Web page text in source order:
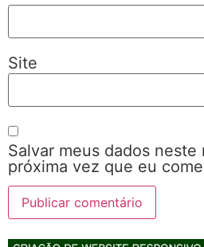
Site
Salvar meus dados neste
próxima vez que eu